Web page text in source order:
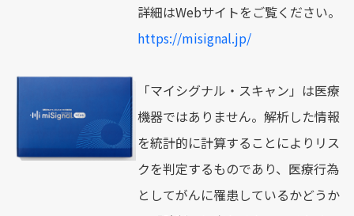
詳細はWebサイトをご覧ください。
https://misignal.jp/
「マイシグナル・スキャン」は医療
機器ではありません。解析した情報
を統計的に計算することによりリス
クを判定するものであり、医療行為
としてがんに罹患しているかどうか